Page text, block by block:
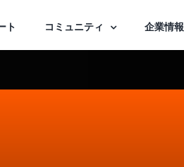
ト コミュニティ 企業情報